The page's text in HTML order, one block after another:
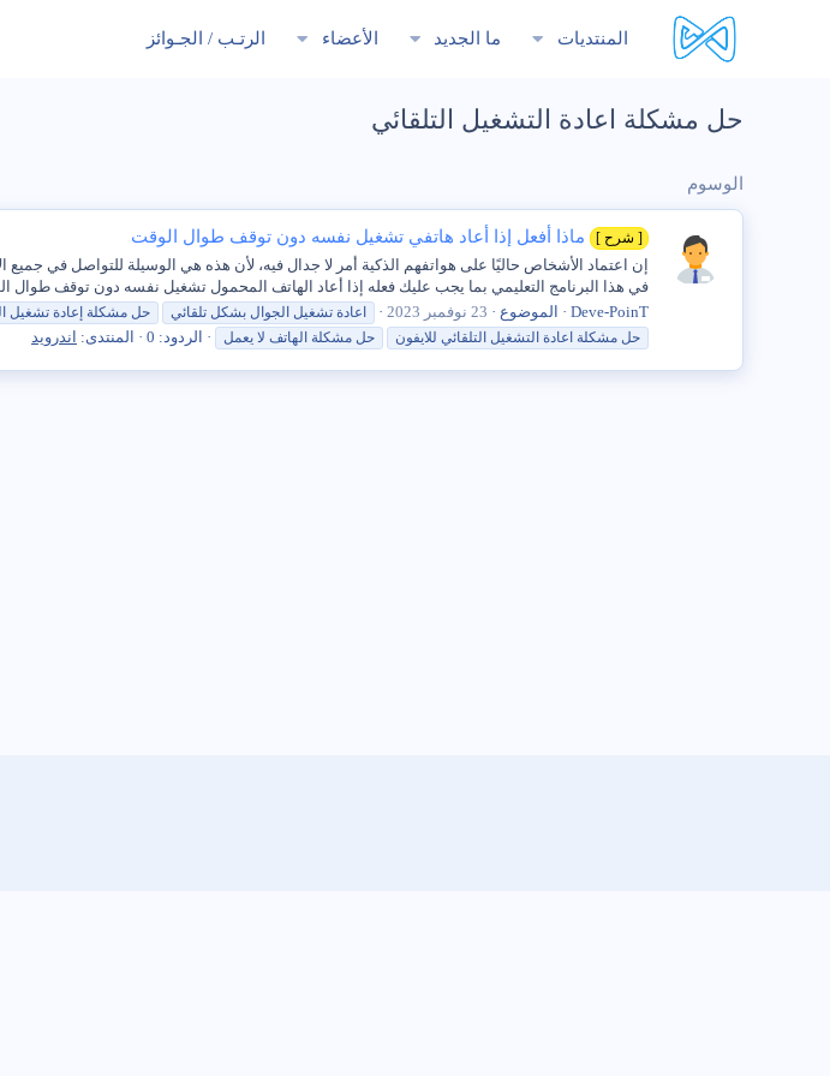
المنتديات ما الجديد الأعضاء الرتـب / الجـوائز
حل مشكلة اعادة التشغيل التلقائي
الوسوم
[ شرح ] ماذا أفعل إذا أعاد هاتفي تشغيل نفسه دون توقف طوال الوقت
إن اعتماد الأشخاص حاليًا على هواتفهم الذكية أمر لا جدال فيه، لأن هذه هي الوسيلة للتواصل في
في هذا البرنامج التعليمي بما يجب عليك فعله إذا أعاد الهاتف المحمول تشغيل نفسه دون توقف طوال
Deve-PoinT
الموضوع 23 نوفمبر 2023 اعادة تشغيل الجوال بشكل تلقائي حل مشكلة إعادة تشغيل
حل مشكلة اعادة التشغيل التلقائي للايفون حل مشكلة الهاتف لا يعمل الردود: 0 المنتدى: اندرويد